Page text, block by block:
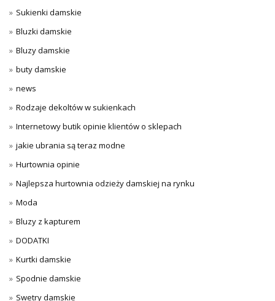
Sukienki damskie
Bluzki damskie
Bluzy damskie
buty damskie
news
Rodzaje dekoltów w sukienkach
Internetowy butik opinie klientów o sklepach
jakie ubrania są teraz modne
Hurtownia opinie
Najlepsza hurtownia odzieży damskiej na rynku
Moda
Bluzy z kapturem
DODATKI
Kurtki damskie
Spodnie damskie
Swetry damskie